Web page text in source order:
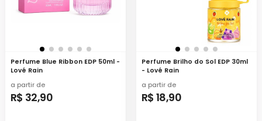
Perfume Blue Ribbon EDP 50ml -
Lové Rain
a partir de
R$ 32,90
Perfume Brilho do Sol EDP 30ml
- Lové Rain
a partir de
R$ 18,90